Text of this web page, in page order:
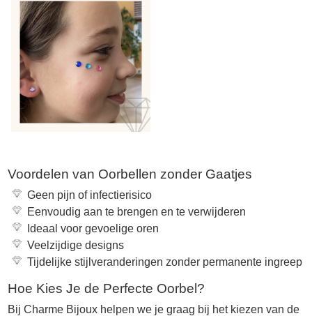
Voordelen van Oorbellen zonder Gaatjes
Geen pijn of infectierisico
Eenvoudig aan te brengen en te verwijderen
Ideaal voor gevoelige oren
Veelzijdige designs
Tijdelijke stijlveranderingen zonder permanente ingreep
Hoe Kies Je de Perfecte Oorbel?
Bij Charme Bijoux helpen we je graag bij het kiezen van de